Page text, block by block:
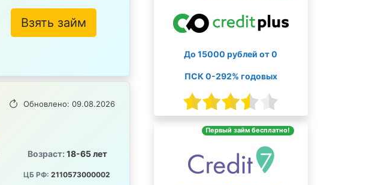
Взять займ
Обновлено: 09.08.2026
Возраст: 18-65 лет
ЦБ РФ: 2110573000002
До 15000 рублей от 0
ПСК 0-292% годовых
Первый займ бесплатно!